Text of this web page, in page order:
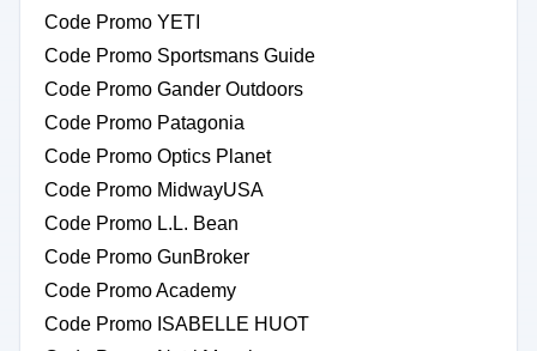
Code Promo YETI
Code Promo Sportsmans Guide
Code Promo Gander Outdoors
Code Promo Patagonia
Code Promo Optics Planet
Code Promo MidwayUSA
Code Promo L.L. Bean
Code Promo GunBroker
Code Promo Academy
Code Promo ISABELLE HUOT